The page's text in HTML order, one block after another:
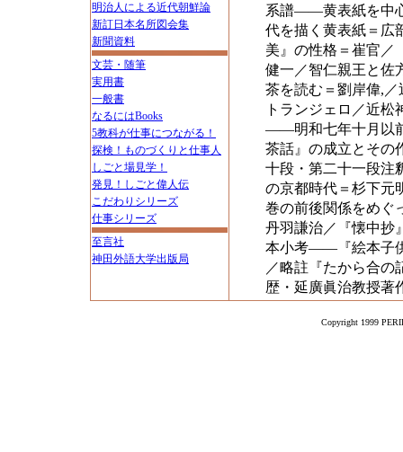
明治人による近代朝鮮論
新訂日本名所図会集
新聞資料
文芸・随筆
実用書
一般書
なるにはBooks
5教科が仕事につながる！
探検！ものづくりと仕事人
しごと場見学！
発見！しごと偉人伝
こだわりシリーズ
仕事シリーズ
至言社
神田外語大学出版局
系譜――黄表紙を中
代を描く黄表紙＝広
美』の性格＝崔官／
健一／智仁親王と佐
茶を読む＝劉岸偉,
トランジェロ／近
――明和七年十月以
茶話』の成立とそ
十段・第二十一段注
の京都時代＝杉下
巻の前後関係をめ
丹羽謙治／『懐中抄
本小考――『絵本子
／略註『たから合の
歴・延廣眞治教授著
Copyright 1999